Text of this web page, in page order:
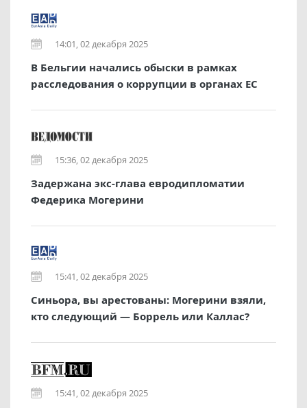
14:01, 02 декабря 2025
В Бельгии начались обыски в рамках
расследования о коррупции в органах ЕС
15:36, 02 декабря 2025
Задержана экс-глава евродипломатии
Федерика Могерини
15:41, 02 декабря 2025
Синьора, вы арестованы: Могерини взяли,
кто следующий — Боррель или Каллас?
15:41, 02 декабря 2025